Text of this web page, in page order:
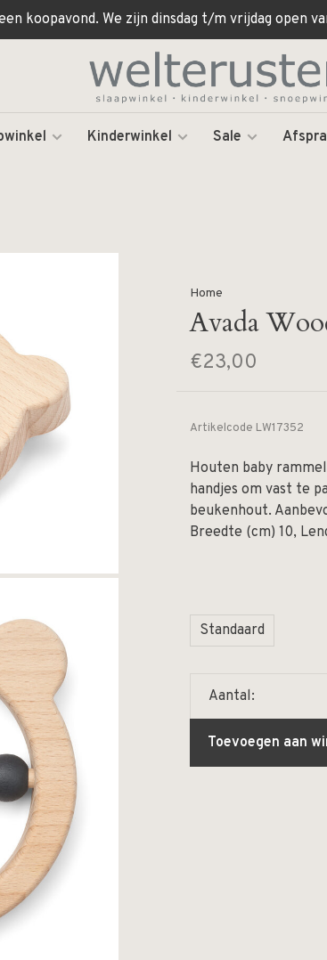
koopavond. We zijn dinsdag t/m vrijdag open
Kinderwinkel Sale
Home
Avada
€23,00
Artikelcode LW17352
Houten baby
handjes om vast te
beukenhout.
Breedte (cm) 10,
Standaard
Aantal:
Toevoegen aan